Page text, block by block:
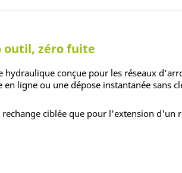
outil, zéro fuite
hydraulique conçue pour les réseaux
ligne ou une dépose instantanée sans
ciblée que pour l'extension d'un